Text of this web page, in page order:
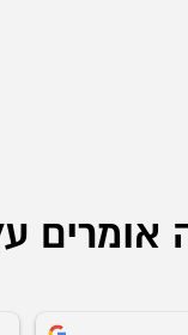
אומרים